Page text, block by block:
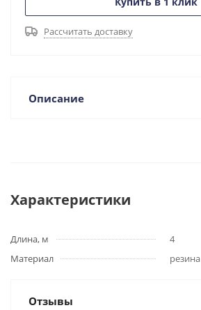
Рассчитать доставку
Описание
Характеристики
Длина, м
4
Материал
резина
Отзывы